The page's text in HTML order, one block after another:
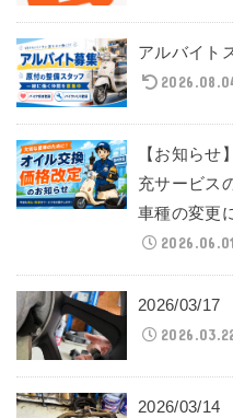
アルバイト
【お知らせ
充サービス
車種の変更
2026.06.01
2026/03/
2026/03/